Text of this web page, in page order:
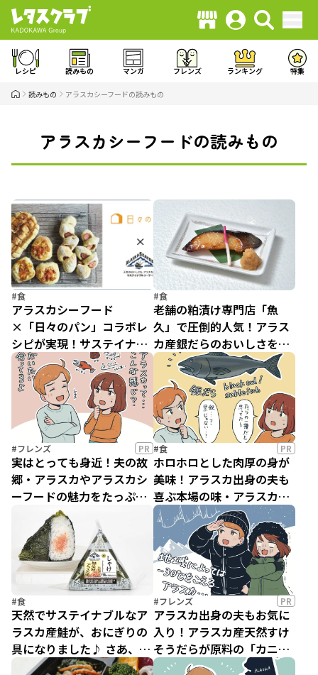
レシピ 読みもの マンガ フレンズ ランキング 特集
読みもの アラスカシーフードの読みもの
アラスカシーフードの読みもの
#食
アラスカシーフード
×「⽇々のパン」コラボレ
シピが実現！サステイナブ
ルなアラスカ産シーフード
を家庭で気軽に楽しもう♪
#食
老舗の粕漬け専門店「魚
久」で圧倒的人気！アラス
カ産銀だらのおいしさを知
らないなんてもったいな
い！！
PR
#フレンズ
実はとっても身近！夫の故
郷・アラスカやアラスカシ
ーフードの魅力をたっぷり
PR
#食
ホロホロとした肉厚の身が
美味！アラスカ出身の夫も
喜ぶ本場の味・アラスカ産
天然銀だらレシピ
#食
天然でサステイナブルなア
ラスカ産鮭が、おにぎりの
具になりました♪ さあ、ミ
ニストップへ急ごう！
PR
#フレンズ
アラスカ出身の夫もお気に
入り！アラスカ産天然すけ
そうだらが原料の「カニカ
マ」を使ったレシピ